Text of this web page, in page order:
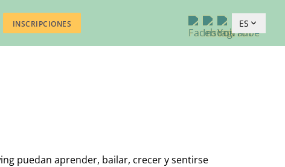
INSCRIPCIONES ES
puedan aprender, bailar, crecer y sentirse